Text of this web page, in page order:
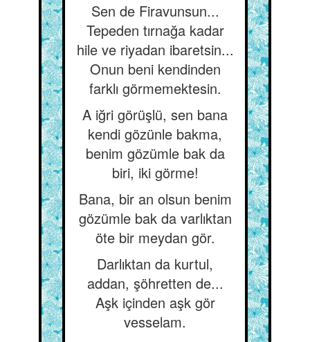
Sen de Firavunsun...
Tepeden tırnağa kadar
hile ve riyadan ibaretsin...
Onun beni kendinden
farklı görmemektesin.
A iğri görüşlü, sen bana
kendi gözünle bakma,
benim gözümle bak da
biri, iki görme!
Bana, bir an olsun benim
gözümle bak da varlıktan
öte bir meydan gör.
Darlıktan da kurtul,
addan, şöhretten de...
Aşk içinden aşk gör
vesselam.